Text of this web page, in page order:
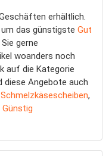
erhältlich.
das günstigste Gut
gerne
woanders noch
auf die Kategorie
diese Angebote auch
,